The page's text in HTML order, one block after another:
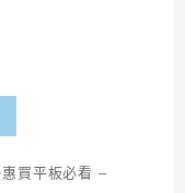
買平板必看 –